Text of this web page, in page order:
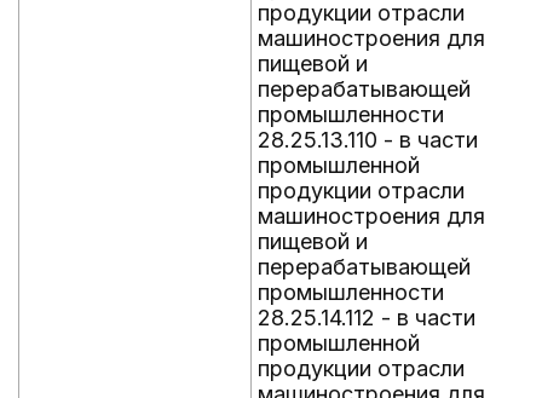
продукции отрасли
машиностроения для
пищевой и
перерабатывающей
промышленности
28.25.13.110 - в части
промышленной
продукции отрасли
машиностроения для
пищевой и
перерабатывающей
промышленности
28.25.14.112 - в части
промышленной
продукции отрасли